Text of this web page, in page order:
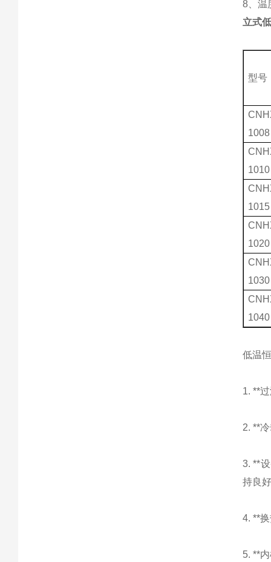
8、温
立式
型号
1008
1010
1015
1020
1030
1040
低温
1. **
2. **
3. **
持良
4. **
5. **